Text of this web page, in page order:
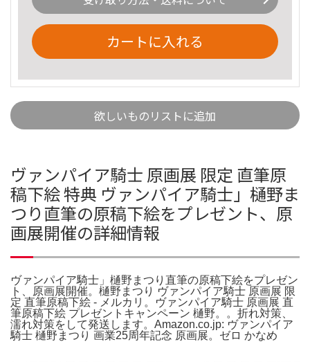
カートに入れる
欲しいものリストに追加
ヴァンパイア騎士 原画展 限定 直筆原
稿下絵 特典 ヴァンパイア騎士」樋野ま
つり直筆の原稿下絵をプレゼント、原
画展開催の詳細情報
ヴァンパイア騎士」樋野まつり直筆の原稿下絵をプレゼン
ト、原画展開催。樋野まつり ヴァンパイア騎士 原画展 限
定 直筆原稿下絵 - メルカリ。ヴァンパイア騎士 原画展 直
筆原稿下絵 プレゼントキャンペーン 樋野。。折れ対策、
濡れ対策をして発送します。Amazon.co.jp: ヴァンパイア
騎士 樋野まつり 画業25周年記念 原画展。ゼロ かなめ